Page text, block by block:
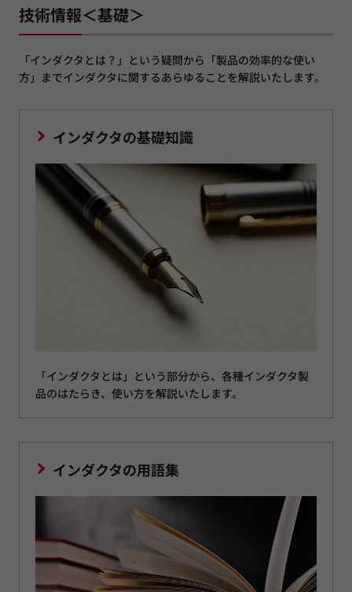
技術情報＜基礎＞
「インダクタとは？」という疑問から「製品の効率的な使い
方」までインダクタに関するあらゆることを解説いたします。
インダクタの基礎知識
「インダクタとは」という部分から、各種インダクタ製
品のはたらき、使い方を解説いたします。
インダクタの用語集